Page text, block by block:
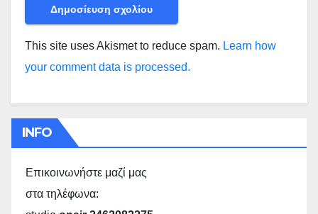
This site uses Akismet to reduce spam. Learn how
your comment data is processed.
INFO
Επικοινωνήστε μαζί μας
στα τηλέφωνα: